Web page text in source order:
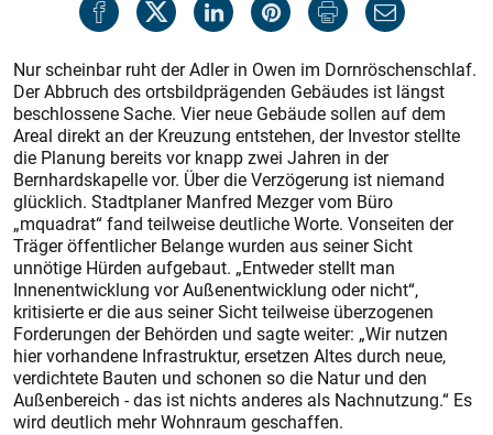
Nur scheinbar ruht der Adler in Owen im Dornröschenschlaf.
Der Abbruch des ortsbildprägenden Gebäudes ist längst
beschlossene Sache. Vier neue Gebäude sollen auf dem
Areal direkt an der Kreuzung entstehen, der Investor stellte
die Planung bereits vor knapp zwei Jahren in der
Bernhardskapelle vor. Über die Verzögerung ist niemand
glücklich. Stadtplaner Manfred Mezger vom Büro
„mquadrat“ fand teilweise deutliche Worte. Vonseiten der
Träger öffentlicher Belange wurden aus seiner Sicht
unnötige Hürden aufgebaut. „Entweder stellt man
Innenentwicklung vor Außenentwicklung oder nicht“,
kritisierte er die aus seiner Sicht teilweise überzogenen
Forderungen der Behörden und sagte weiter: „Wir nutzen
hier vorhandene Infrastruktur, ersetzen Altes durch neue,
verdichtete Bauten und schonen so die Natur und den
Außenbereich - das ist nichts anderes als Nachnutzung.“ Es
wird deutlich mehr Wohnraum geschaffen.